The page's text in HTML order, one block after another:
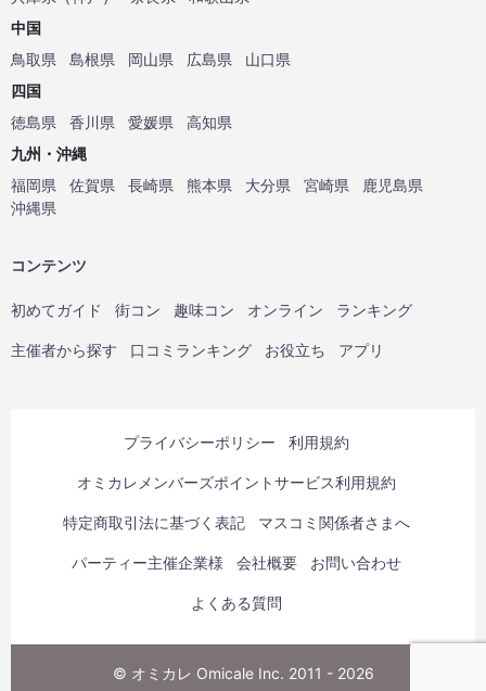
中国
鳥取県
島根県 岡山県 広島県
山口県
四国
徳島県
香川県 愛媛県
高知県
九州・沖縄
福岡県
佐賀県 長崎県 熊本県 大分県 宮崎県
鹿児島県
沖縄県
コンテンツ
初めてガイド 街コン 趣味コン オンライン ランキング
主催者から探す 口コミランキング お役立ち アプリ
プライバシーポリシー 利用規約
オミカレメンバーズポイントサービス利用規約
特定商取引法に基づく表記 マスコミ関係者さまへ
パーティー主催企業様 会社概要 お問い合わせ
よくある質問
© オミカレ Omicale Inc. 2011 - 2026